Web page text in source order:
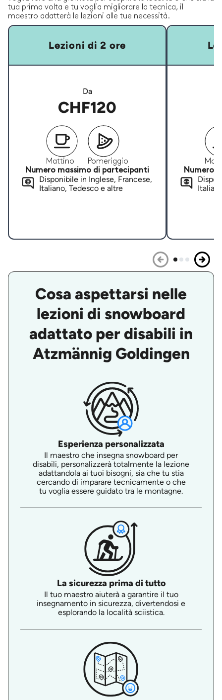
tua prima volta e tu voglia migliorare la tecnica, il
maestro adatterà le lezioni alle tue necessità.
Lezioni di 2 ore
Da
CHF120
Mattino
Pomeriggio
Numero massimo di partecipanti
Disponibile in Inglese, Francese,
Italiano, Tedesco e altre
Numero
Cosa aspettarsi nelle
lezioni di snowboard
adattato per disabili in
Atzmännig Goldingen
Esperienza personalizzata
Il maestro che insegna snowboard per
disabili, personalizzerà totalmente la lezione
adattandola ai tuoi bisogni, sia che tu stia
cercando di imparare tecnicamente o che
tu voglia essere guidato tra le montagne.
La sicurezza prima di tutto
Il tuo maestro aiuterà a garantire il tuo
insegnamento in sicurezza, divertendosi e
esplorando la località sciistica.